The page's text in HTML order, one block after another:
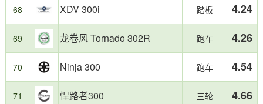
68 XDV 300i 踏板 4.24
69 龙卷风 Tornado 302R 跑车 4.26
70 Ninja 300 跑车 4.54
71 悍路者300 三轮 4.66